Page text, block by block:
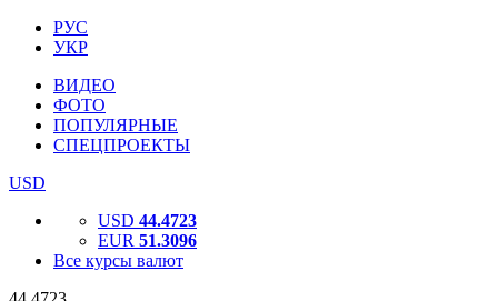
РУС
УКР
ВИДЕО
ФОТО
ПОПУЛЯРНЫЕ
СПЕЦПРОЕКТЫ
USD
USD 44.4723
EUR 51.3096
Все курсы валют